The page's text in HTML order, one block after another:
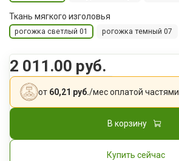
Ткань мягкого изголовья
рогожка светлый 01 рогожка темный 07
2 011.00 руб.
от 60,21 руб./месоплатой частями
В корзину
Купить сейчас